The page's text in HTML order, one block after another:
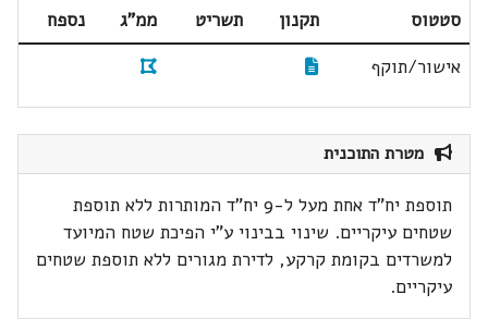
סטטוס תקנון תשריט ממ"ג
נספח
אישור/תוקף
מטרת התוכנית
תוספת יח"ד אחת מעל ל-9 יח"ד המותרות ללא תוספת
שטחים עיקריים. שינוי בבינוי ע"י הפיכת שטח המיועד
למשרדים בקומת קרקע, לדירת מגורים ללא תוספת שטחים
עיקריים.